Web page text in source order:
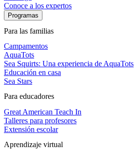
Conoce a los expertos
Programas
Para las familias
Campamentos
AquaTots
Sea Squirts: Una experiencia de AquaTots
Educación en casa
Sea Stars
Para educadores
Great American Teach In
Talleres para profesores
Extensión escolar
Aprendizaje virtual